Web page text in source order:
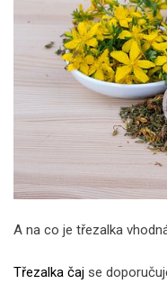
A na co je třezalka
Třezalka čaj se